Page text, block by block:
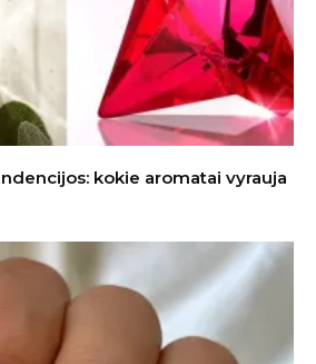
kokie aromatai vyrauja